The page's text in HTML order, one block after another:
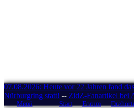
07.08.2026: Heute vor 22 Jahren fand
Nürburgring statt! -- ZidZ-Fanartikel bei
Menü Start Forum